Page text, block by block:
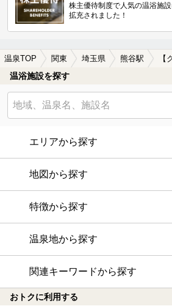
株主優待制度で人気の温浴施
拡充されました！
温泉TOP 関東 埼玉県 熊谷駅
温浴施設を探す
エリアから探す
地図から探す
特徴から探す
温泉地から探す
関連キーワードから探す
おトクに利用する